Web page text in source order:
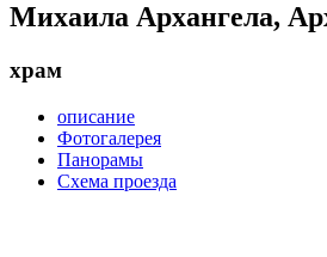
Михаила Архангела,
храм
описание
Фотогалерея
Панорамы
Схема проезда